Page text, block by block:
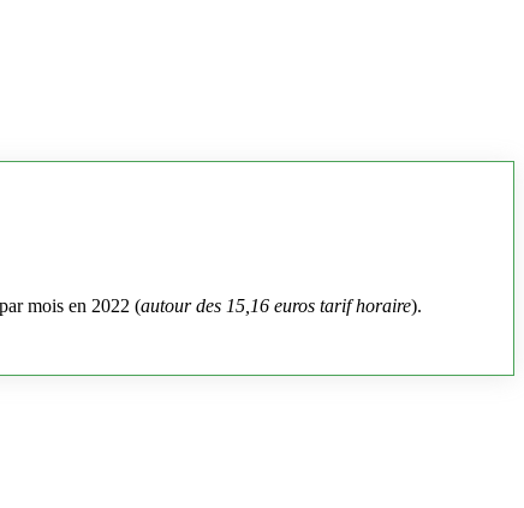
mois en 2022 (autour des 15,16 euros tarif horaire).